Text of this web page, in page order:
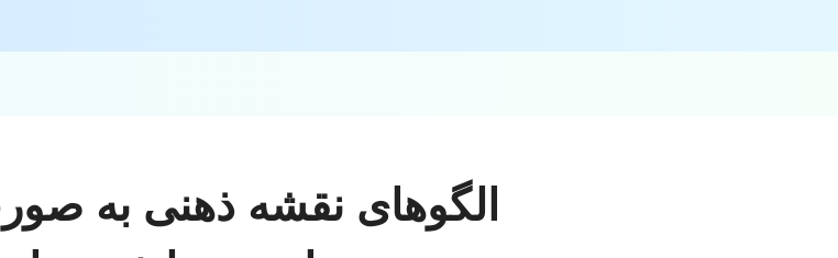
الگوهای نقشه ذهنی به